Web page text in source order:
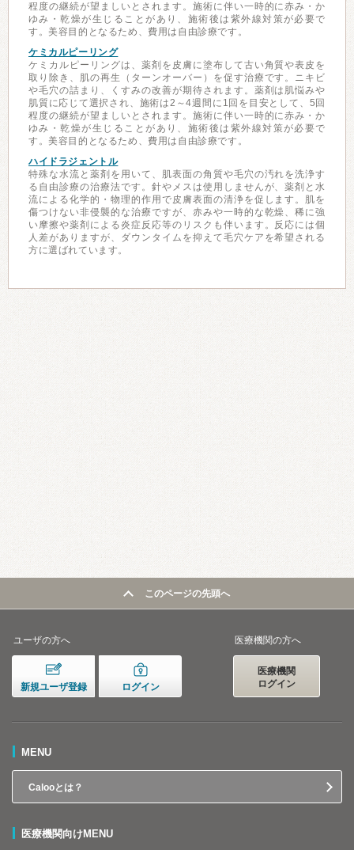
程度の継続が望ましいとされます。施術に伴い一時的に赤み・か
ゆみ・乾燥が生じることがあり、施術後は紫外線対策が必要で
す。美容目的となるため、費用は自由診療です。
ケミカルピーリング
ケミカルピーリングは、薬剤を皮膚に塗布して古い角質や表皮を
取り除き、肌の再生（ターンオーバー）を促す治療です。ニキビ
や毛穴の詰まり、くすみの改善が期待されます。薬剤は肌悩みや
肌質に応じて選択され、施術は2～4週間に1回を目安として、5回
程度の継続が望ましいとされます。施術に伴い一時的に赤み・か
ゆみ・乾燥が生じることがあり、施術後は紫外線対策が必要で
す。美容目的となるため、費用は自由診療です。
ハイドラジェントル
特殊な水流と薬剤を用いて、肌表面の角質や毛穴の汚れを洗浄す
る自由診療の治療法です。針やメスは使用しませんが、薬剤と水
流による化学的・物理的作用で皮膚表面の清浄を促します。肌を
傷つけない非侵襲的な治療ですが、赤みや一時的な乾燥、稀に強
い摩擦や薬剤による炎症反応等のリスクも伴います。反応には個
人差がありますが、ダウンタイムを抑えて毛穴ケアを希望される
方に選ばれています。
このページの先頭へ
ユーザの方へ
新規ユーザ登録 ログイン
医療機関の方へ
医療機関
ログイン
MENU
Calooとは？
医療機関向けMENU